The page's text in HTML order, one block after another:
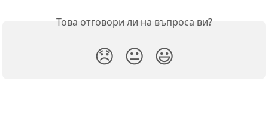
Това отговори ли на въпроса ви?
😞 😐 😃